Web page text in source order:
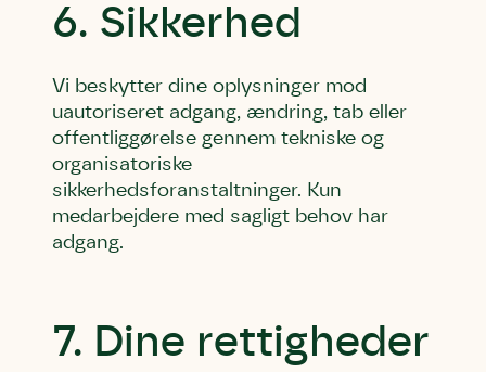
6. Sikkerhed
Vi beskytter dine oplysninger mod
uautoriseret adgang, ændring, tab eller
offentliggørelse gennem tekniske og
organisatoriske
sikkerhedsforanstaltninger. Kun
medarbejdere med sagligt behov har
adgang.
7. Dine rettigheder